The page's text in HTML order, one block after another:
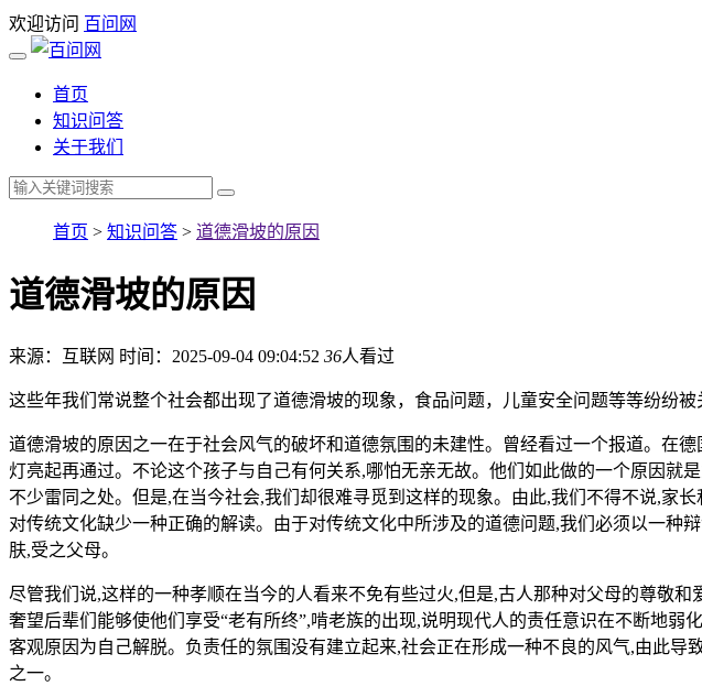
欢迎访问 百问网
首页
知识问答
关于我们
首页 > 知识问答 > 道德滑坡的原因
道德滑坡的原因
来源：互联网 时间：2025-09-04 09:04:52 36人看过
这些年我们常说整个社会都出现了道德滑坡的现象，食品问题，儿童安全问题等等纷纷
道德滑坡的原因之一在于社会风气的破坏和道德氛围的未建性。曾经看过一个报道。在
灯亮起再通过。不论这个孩子与自己有何关系,哪怕无亲无故。他们如此做的一个原因
不少雷同之处。但是,在当今社会,我们却很难寻觅到这样的现象。由此,我们不得不说,家
对传统文化缺少一种正确的解读。由于对传统文化中所涉及的道德问题,我们必须以一种
肤,受之父母。
尽管我们说,这样的一种孝顺在当今的人看来不免有些过火,但是,古人那种对父母的尊敬
奢望后辈们能够使他们享受“老有所终”,啃老族的出现,说明现代人的责任意识在不断地
客观原因为自己解脱。负责任的氛围没有建立起来,社会正在形成一种不良的风气,由此
之一。